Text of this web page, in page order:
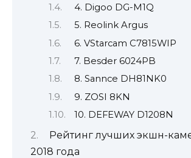
4. Digoo DG-M1Q
5. Reolink Argus
6. VStarcam C7815WIP
7. Besder 6024PB
8. Sannce DH81NK0
9. ZOSI 8KN
10. DEFEWAY D1208N
Рейтинг лучших экшн-
2018 года